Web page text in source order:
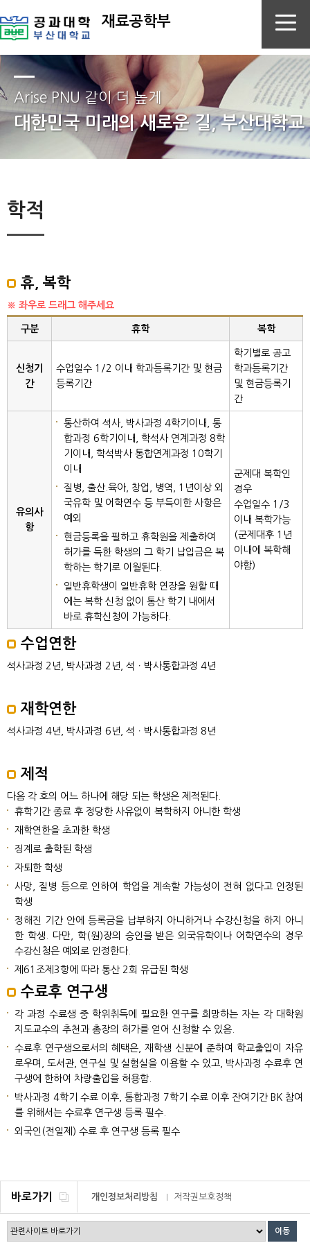
재료공학부
Arise PNU 같이 더 높게
대한민국 미래의 새로운 길, 부산대학교
학적
휴, 복학
구분 휴학 복학
신청기
간
수업일수 1/2 이내 학과등록기간 및 현금
등록기간
학기별로 공고
학과등록기간
및 현금등록기
간
유의사
항
통산하여 석사, 박사과정 4학기이내, 통
합과정 6학기이내, 학석사 연계과정 8학
기이내, 학석박사 통합연계과정 10학기
이내
질병, 출산.육아, 창업, 병역, 1년이상 외
국유학 및 어학연수 등 부득이한 사항은
예외
현금등록을 필하고 휴학원을 제출하여
허가를 득한 학생의 그 학기 납입금은 복
학하는 학기로 이월된다.
일반휴학생이 일반휴학 연장을 원할 때
에는 복학 신청 없이 통산 학기 내에서
바로 휴학신청이 가능하다.
군제대 복학인
경우
수업일수 1/3
이내 복학가능
(군제대후 1년
이내에 복학해
야함)
수업연한
석사과정 2년, 박사과정 2년, 석ㆍ박사통합과정 4년
재학연한
석사과정 4년, 박사과정 6년, 석ㆍ박사통합과정 8년
제적
다음 각 호의 어느 하나에 해당 되는 학생은 제적된다.
휴학기간 종료 후 정당한 사유없이 복학하지 아니한 학생
재학연한을 초과한 학생
징계로 출학된 학생
자퇴한 학생
사망, 질병 등으로 인하여 학업을 계속할 가능성이 전혀 없다고 인정된
학생
정해진 기간 안에 등록금을 납부하지 아니하거나 수강신청을 하지 아니
한 학생. 다만, 학(원)장의 승인을 받은 외국유학이나 어학연수의 경우
수강신청은 예외로 인정한다.
제61조제3항에 따라 통산 2회 유급된 학생
수료후 연구생
각 과정 수료생 중 학위취득에 필요한 연구를 희망하는 자는 각 대학원
지도교수의 추천과 총장의 허가를 얻어 신청할 수 있음.
수료후 연구생으로서의 혜택은, 재학생 신분에 준하여 학교출입이 자유
로우며, 도서관, 연구실 및 실험실을 이용할 수 있고, 박사과정 수료후 연
구생에 한하여 차량출입을 허용함.
박사과정 4학기 수료 이후, 통합과정 7학기 수료 이후 잔여기간 BK 참여
를 위해서는 수료후 연구생 등록 필수.
외국인(전일제) 수료 후 연구생 등록 필수
바로가기 개인정보처리방침 저작권보호정책